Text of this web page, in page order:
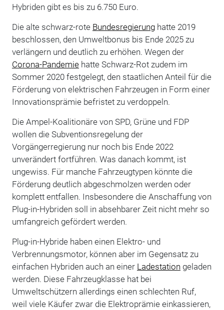
Hybriden gibt es bis zu 6.750 Euro.
Die alte schwarz-rote Bundesregierunghatte 2019
beschlossen, den Umweltbonus bis Ende 2025 zu
verlängern und deutlich zu erhöhen. Wegen der
Corona-Pandemiehatte Schwarz-Rot zudem im
Sommer 2020 festgelegt, den staatlichen Anteil für die
Förderung von elektrischen Fahrzeugen in Form einer
Innovationsprämie befristet zu verdoppeln.
Die Ampel-Koalitionäre von SPD, Grüne und FDP
wollen die Subventionsregelung der
Vorgängerregierung nur noch bis Ende 2022
unverändert fortführen. Was danach kommt, ist
ungewiss. Für manche Fahrzeugtypen könnte die
Förderung deutlich abgeschmolzen werden oder
komplett entfallen. Insbesondere die Anschaffung von
Plug-in-Hybriden soll in absehbarer Zeit nicht mehr so
umfangreich gefördert werden.
Plug-in-Hybride haben einen Elektro- und
Verbrennungsmotor, können aber im Gegensatz zu
einfachen Hybriden auch an einer Ladestation geladen
werden. Diese Fahrzeugklasse hat bei
Umweltschützern allerdings einen schlechten Ruf,
weil viele Käufer zwar die Elektroprämie einkassieren,